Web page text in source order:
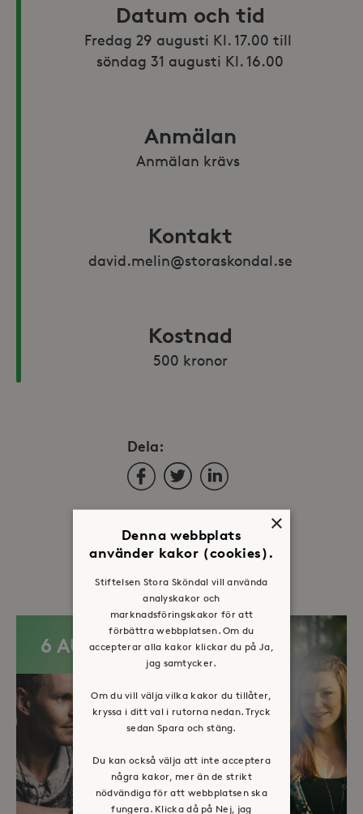
Datum och tid
Fredag 29 augusti Kl. 17.00 till
söndag 31 augusti Kl. 16.00
Anmälan
Anmälan krävs
Kontakt
david.melin@storaskondal.se
Kostnad
500 kronor
Dela:
FacebookTwitterLinkedIn
Fler evenemang
6 AUG
×
Denna webbplats
använder kakor (cookies).
Stiftelsen Stora Sköndal vill använda
analyskakor och
marknadsföringskakor för att
förbättra webbplatsen. Om du
accepterar alla kakor klickar du på Ja,
jag samtycker.
Om du vill välja vilka kakor du tillåter,
kryssa i ditt val i rutorna nedan. Tryck
sedan Spara och stäng.
Du kan också välja att inte acceptera
några kakor, mer än de strikt
nödvändiga för att webbplatsen ska
fungera. Klicka då på Nej, jag